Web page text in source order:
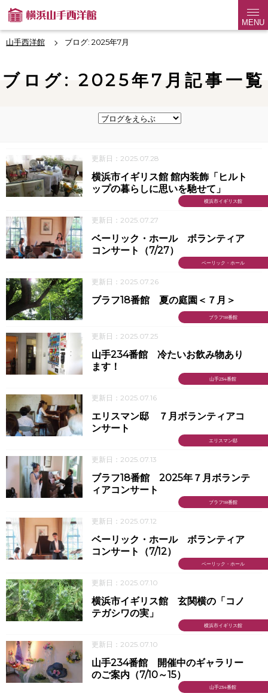
MENU
山手西洋館 ブログ: 2025年7月
ブログ: 2025年7月記事一覧
更新日：2025.07.28
横浜市イギリス館
横浜市イギリス館 館内装飾「ヒルト
ップの暮らしに思いを馳せて」
更新日：2025.07.27
ベーリック・ホール
ベーリック・ホール ボランティア
コンサート（7/27）
更新日：2025.07.26
ブラフ18番館
ブラフ18番館 夏の庭園＜７月＞
更新日：2025.07.25
山手234番館
山手234番館 冷たいお飲み物あり
ます！
更新日：2025.07.16
エリスマン邸
エリスマン邸 ７月ボランティアコ
ンサート
更新日：2025.07.13
ブラフ18番館
ブラフ18番館 2025年７月ボランテ
ィアコンサート
更新日：2025.07.12
ベーリック・ホール
ベーリック・ホール ボランティア
コンサート（7/12）
更新日：2025.07.10
横浜市イギリス館
横浜市イギリス館 玄関横の「コノ
テガシワの実」
更新日：2025.07.10
山手234番館
山手234番館 開催中のギャラリー
のご案内（7/10～15）